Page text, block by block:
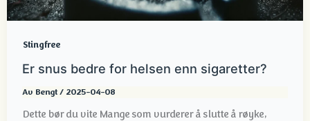
Stingfree
Er snus bedre for helsen enn sigaretter?
Av Bengt / 2025-04-08
Dette bør du vite Mange som vurderer å slutte å røyke,